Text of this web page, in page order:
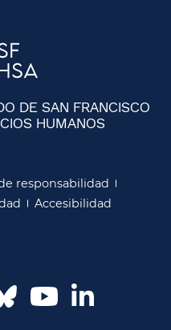
DE SAN FRANCISCO
HUMANOS
responsabilidad​​
Accesibilidad​​